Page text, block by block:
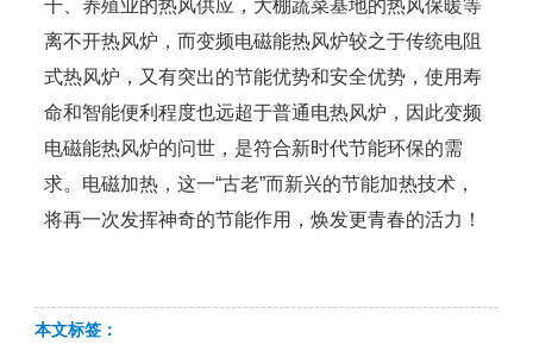
干、养殖业的热风供应，大棚蔬菜基地的热风保暖等
离不开热风炉，而变频电磁能热风炉较之于传统电阻
式热风炉，又有突出的节能优势和安全优势，使用寿
命和智能便利程度也远超于普通电热风炉，因此变频
电磁能热风炉的问世，是符合新时代节能环保的需
求。电磁加热，这一“古老”而新兴的节能加热技术，
将再一次发挥神奇的节能作用，焕发更青春的活力！
本文标签：